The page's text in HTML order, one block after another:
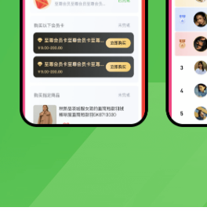
本地生活服务
预约、酒店、核销，一站式生活服务
开放平台
自由入驻开发，系统级API开放
多门店
多商户
收银台
【12月第3期 】
人商城开发计划